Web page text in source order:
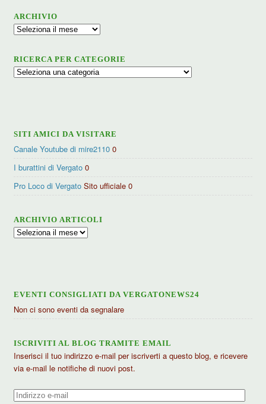
ARCHIVIO
Archivio
RICERCA PER CATEGORIE
Ricerca
SITI AMICI DA VISITARE
Canale Youtube di mire2110 0
I burattini di Vergato 0
Pro Loco di Vergato Sito ufficiale 0
ARCHIVIO ARTICOLI
Archivio
EVENTI CONSIGLIATI DA VERGATONEWS24
Non ci sono eventi da segnalare
ISCRIVITI AL BLOG TRAMITE EMAIL
Inserisci il tuo indirizzo e-mail per iscriverti a questo blog, e ricevere
via e-mail le notifiche di nuovi post.
Indirizzo